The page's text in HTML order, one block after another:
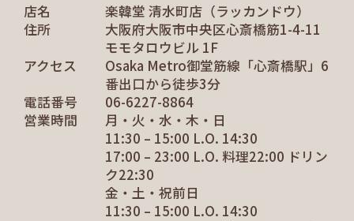
店名
楽韓堂 清水町店（ラッカンドウ）
住所
大阪府大阪市中央区心斎橋筋1-4-11
モモタロウビル 1F
アクセス
Osaka Metro御堂筋線「心斎橋駅」6
番出口から徒歩3分
電話番号
06-6227-8864
営業時間
月・火・水・木・日
11:30 – 15:00 L.O. 14:30
17:00 – 23:00 L.O. 料理22:00 ドリン
ク22:30
金・土・祝前日
11:30 – 15:00 L.O. 14:30